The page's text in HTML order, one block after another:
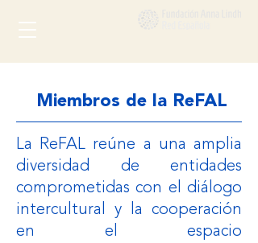
Miembros de la ReFAL
La ReFAL reúne a una amplia
diversidad de entidades
comprometidas con el diálogo
intercultural y la cooperación
en el espacio